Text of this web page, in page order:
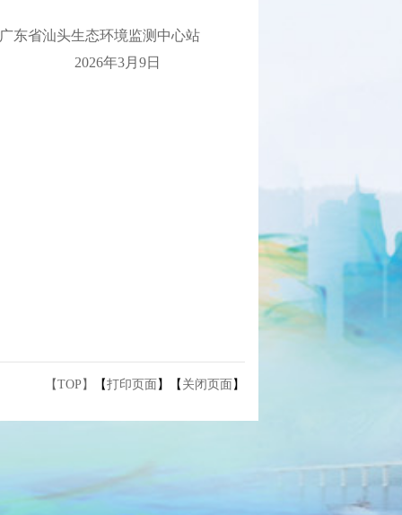
广东省汕头生态环境监测中心站
2026年3月9日
【TOP】 【打印页面 】【 关闭页面 】